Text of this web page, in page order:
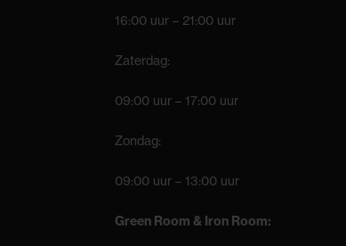
16:00 uur – 21:00 uur
Zaterdag:
09:00 uur – 17:00 uur
Zondag:
09:00 uur – 13:00 uur
Green Room & Iron Room: